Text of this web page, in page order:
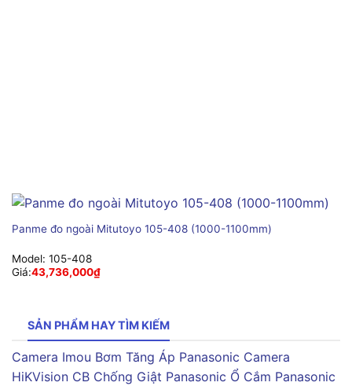
Panme đo ngoài Mitutoyo 105-408 (1000-1100mm)
Model: 105-408
Giá:43,736,000₫
SẢN PHẨM HAY TÌM KIẾM
Camera Imou Bơm Tăng Áp Panasonic Camera
HiKVision CB Chống Giật Panasonic Ổ Cắm Panasonic